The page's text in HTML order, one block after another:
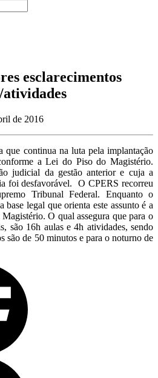
esclarecimentos
atividades
de 2016
que continua na luta pela implantação
a Lei do Piso do Magistério.
judicial da gestão anterior e cuja a
foi desfavorável. O CPERS recorreu
Tribunal Federal. Enquanto o
base legal que orienta este assunto é a
O qual assegura que para o
são 16h aulas e 4h atividades, sendo
são de 50 minutos e para o noturno de